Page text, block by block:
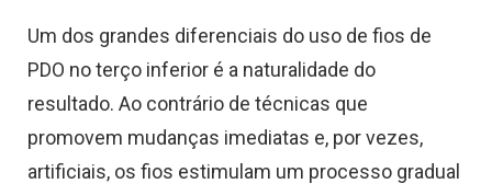
Um dos grandes diferenciais do uso de fios de
PDO no terço inferior é a naturalidade do
resultado. Ao contrário de técnicas que
promovem mudanças imediatas e, por vezes,
artificiais, os fios estimulam um processo gradual